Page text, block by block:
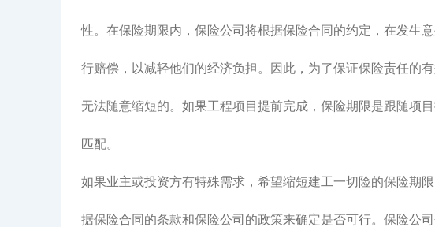
性。在保险期限内，保险公司将根据保险合同的约定，在发生
行赔偿，以减轻他们的经济负担。因此，为了保证保险责任的
无法随意缩短的。如果工程项目提前完成，保险期限是跟随项
匹配。
如果业主或投资方有特殊需求，希望缩短建工一切险的保险期
据保险合同的条款和保险公司的政策来确定是否可行。保险公